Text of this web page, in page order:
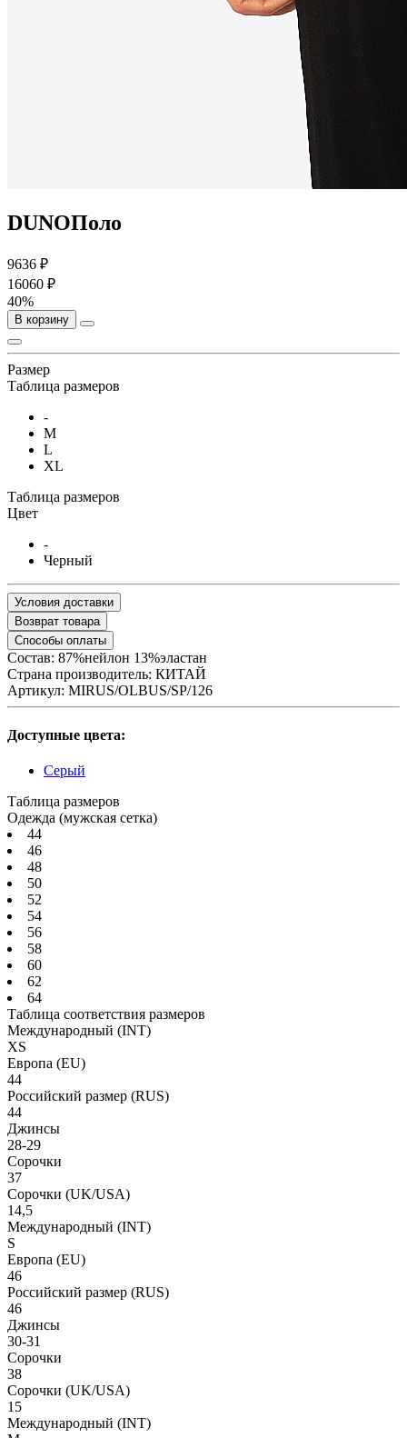
DUNOПоло
9636 ₽
16060 ₽
40%
В корзину
Размер
Таблица размеров
-
M
L
XL
Таблица размеров
Цвет
-
Черный
Условия доставки
Возврат товара
Способы оплаты
Состав: 87%нейлон 13%эластан
Страна производитель: КИТАЙ
Артикул: MIRUS/OLBUS/SP/126
Доступные цвета:
Серый
Таблица размеров
Одежда (мужская сетка)
44
46
48
50
52
54
56
58
60
62
64
Таблица соответствия размеров
Международный (INT)
XS
Европа (EU)
44
Российский размер (RUS)
44
Джинсы
28-29
Сорочки
37
Сорочки (UK/USA)
14,5
Международный (INT)
S
Европа (EU)
46
Российский размер (RUS)
46
Джинсы
30-31
Сорочки
38
Сорочки (UK/USA)
15
Международный (INT)